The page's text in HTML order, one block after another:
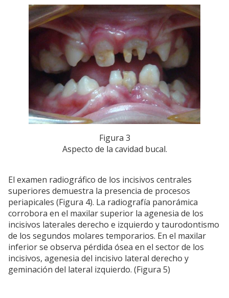
Figura 3
Aspecto de la cavidad bucal.
El examen radiográfico de los incisivos centrales
superiores demuestra la presencia de procesos
periapicales (Figura 4). La radiografía panorámica
corrobora en el maxilar superior la agenesia de los
incisivos laterales derecho e izquierdo y taurodontismo
de los segundos molares temporarios. En el maxilar
inferior se observa pérdida ósea en el sector de los
incisivos, agenesia del incisivo lateral derecho y
geminación del lateral izquierdo. (Figura 5)